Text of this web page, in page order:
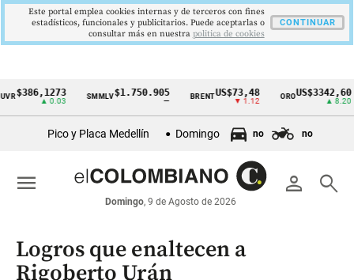
Cintillo
económicos
Colombia
▲ 0.03
SMMLV$1.750.905 BRENT US$73,48
▼ 1.12
ORO US$3342,60
Pico y Placa Medellín Domingo no no
person search
Domingo, 9 de Agosto de 2026
menu
Logros que enaltecen a
Rigoberto Urán
Este portal emplea cookies internas y de terceros con fines
estadísticos, funcionales y publicitarios. Puede aceptarlas o
consultar más en nuestra politica de cookies
CONTINUAR